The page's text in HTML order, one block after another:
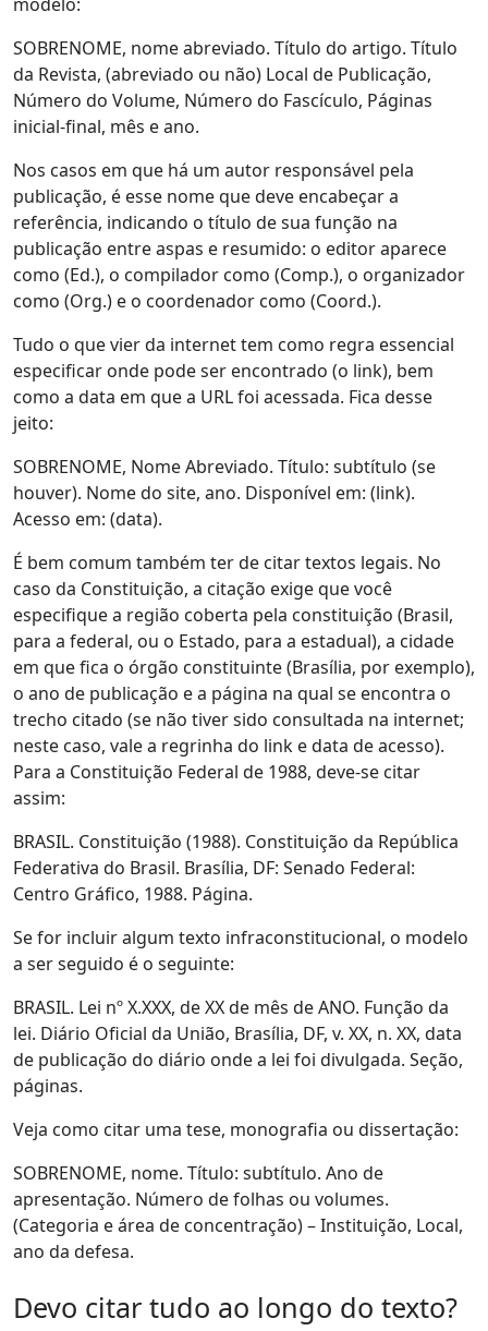
SOBRENOME, nome abreviado. Título do artigo. Título
da Revista, (abreviado ou não) Local de Publicação,
Número do Volume, Número do Fascículo, Páginas
inicial-final, mês e ano.
Nos casos em que há um autor responsável pela
publicação, é esse nome que deve encabeçar a
referência, indicando o título de sua função na
publicação entre aspas e resumido: o editor aparece
como (Ed.), o compilador como (Comp.), o organizador
como (Org.) e o coordenador como (Coord.).
Tudo o que vier da internet tem como regra essencial
especificar onde pode ser encontrado (o link), bem
como a data em que a URL foi acessada. Fica desse
jeito:
SOBRENOME, Nome Abreviado. Título: subtítulo (se
houver). Nome do site, ano. Disponível em: (link).
Acesso em: (data).
É bem comum também ter de citar textos legais. No
caso da Constituição, a citação exige que você
especifique a região coberta pela constituição (Brasil,
para a federal, ou o Estado, para a estadual), a cidade
em que fica o órgão constituinte (Brasília, por exemplo),
o ano de publicação e a página na qual se encontra o
trecho citado (se não tiver sido consultada na internet;
neste caso, vale a regrinha do link e data de acesso).
Para a Constituição Federal de 1988, deve-se citar
assim:
BRASIL. Constituição (1988). Constituição da República
Federativa do Brasil. Brasília, DF: Senado Federal:
Centro Gráfico, 1988. Página.
Se for incluir algum texto infraconstitucional, o modelo
a ser seguido é o seguinte:
BRASIL. Lei nº X.XXX, de XX de mês de ANO. Função da
lei. Diário Oficial da União, Brasília, DF, v. XX, n. XX, data
de publicação do diário onde a lei foi divulgada. Seção,
páginas.
Veja como citar uma tese, monografia ou dissertação:
SOBRENOME, nome. Título: subtítulo. Ano de
apresentação. Número de folhas ou volumes.
(Categoria e área de concentração) – Instituição, Local,
ano da defesa.
Devo citar tudo ao longo do texto?